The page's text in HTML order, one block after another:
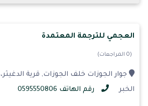
العجمي للترجمة المعتمدة
(0 المراجعات)
جوار الجوزات خلف الجوزات, قرية الدغيثر،
الخبر
رقم الهاتف 0595550806